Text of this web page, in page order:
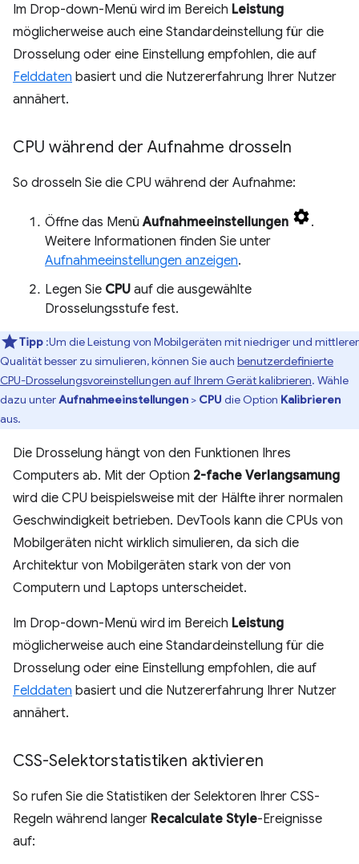
Im Drop-down-Menü wird im Bereich Leistung
möglicherweise auch eine Standardeinstellung für die
Drosselung oder eine Einstellung empfohlen, die auf
Felddaten basiert und die Nutzererfahrung Ihrer Nutzer
annähert.
CPU während der Aufnahme drosseln
So drosseln Sie die CPU während der Aufnahme:
Öffne das MenüAufnahmeeinstellungen
.
Weitere Informationen finden Sie unter
Aufnahmeeinstellungen anzeigen.
Legen Sie CPU auf die ausgewählte
Drosselungsstufe fest.
Tipp :Um die Leistung von Mobilgeräten mit niedriger und mittlerer
Qualität besser zu simulieren, können Sie auch benutzerdefinierte
CPU-Drosselungsvoreinstellungen auf Ihrem Gerät kalibrieren. Wähle
dazu unterAufnahmeeinstellungen > CPU die Option Kalibrieren
aus.
Die Drosselung hängt von den Funktionen Ihres
Computers ab. Mit der Option 2-fache Verlangsamung
wird die CPU beispielsweise mit der Hälfte ihrer normalen
Geschwindigkeit betrieben. DevTools kann die CPUs von
Mobilgeräten nicht wirklich simulieren, da sich die
Architektur von Mobilgeräten stark von der von
Computern und Laptops unterscheidet.
Im Drop-down-Menü wird im Bereich Leistung
möglicherweise auch eine Standardeinstellung für die
Drosselung oder eine Einstellung empfohlen, die auf
Felddaten basiert und die Nutzererfahrung Ihrer Nutzer
annähert.
CSS-Selektorstatistiken aktivieren
So rufen Sie die Statistiken der Selektoren Ihrer CSS-
Regeln während langer Recalculate Style-Ereignisse
auf: